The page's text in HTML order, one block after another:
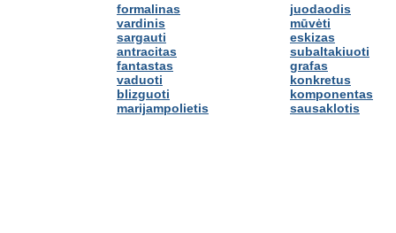
formalinas
vardinis
sargauti
antracitas
fantastas
vaduoti
blizguoti
marijampolietis
juodaodis
mūvėti
eskizas
subaltakiuoti
grafas
konkretus
komponentas
sausaklotis